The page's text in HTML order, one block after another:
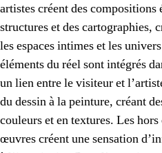
artistes créent des compositions
structures et des cartographies,
les espaces intimes et les
éléments du réel sont intégrés
un lien entre le visiteur et
du dessin à la peinture, créant
couleurs et en textures. Les hors
œuvres créent une sensation